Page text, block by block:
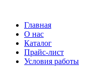
Главная
О нас
Каталог
Прайс-лист
Условия работы